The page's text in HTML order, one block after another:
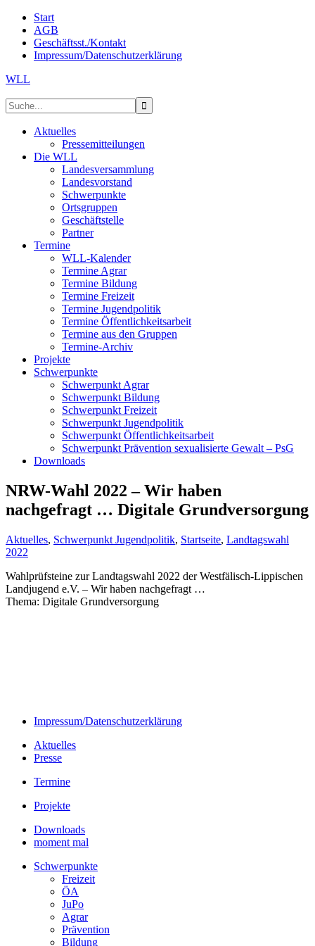
Start
AGB
Geschäftsst./Kontakt
Impressum/Datenschutzerklärung
WLL
Aktuelles
Pressemitteilungen
Die WLL
Landesversammlung
Landesvorstand
Schwerpunkte
Ortsgruppen
Geschäftstelle
Partner
Termine
WLL-Kalender
Termine Agrar
Termine Bildung
Termine Freizeit
Termine Jugendpolitik
Termine Öffentlichkeitsarbeit
Termine aus den Gruppen
Termine-Archiv
Projekte
Schwerpunkte
Schwerpunkt Agrar
Schwerpunkt Bildung
Schwerpunkt Freizeit
Schwerpunkt Jugendpolitik
Schwerpunkt Öffentlichkeitsarbeit
Schwerpunkt Prävention sexualisierte Gewalt – PsG
Downloads
NRW-Wahl 2022 – Wir haben
nachgefragt … Digitale Grundversorgung
Aktuelles, Schwerpunkt Jugendpolitik, Startseite, Landtagswahl
2022
Wahlprüfsteine zur Landtagswahl 2022 der Westfälisch-Lippischen
Landjugend e.V. – Wir haben nachgefragt …
Thema: Digitale Grundversorgung
Impressum/Datenschutzerklärung
Aktuelles
Presse
Termine
Projekte
Downloads
moment mal
Schwerpunkte
Freizeit
ÖA
JuPo
Agrar
Prävention
Bildung